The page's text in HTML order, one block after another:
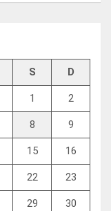
S D
1 2
8 9
15 16
22 23
29 30